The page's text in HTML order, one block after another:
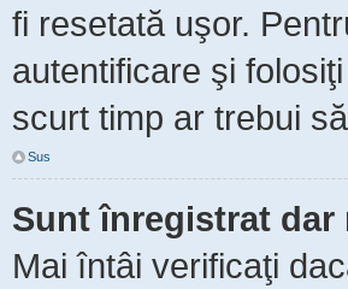
fi resetată uşor.
autentificare şi
scurt timp ar trebui
Sus
Sunt înregistrat
Mai întâi verificaţi